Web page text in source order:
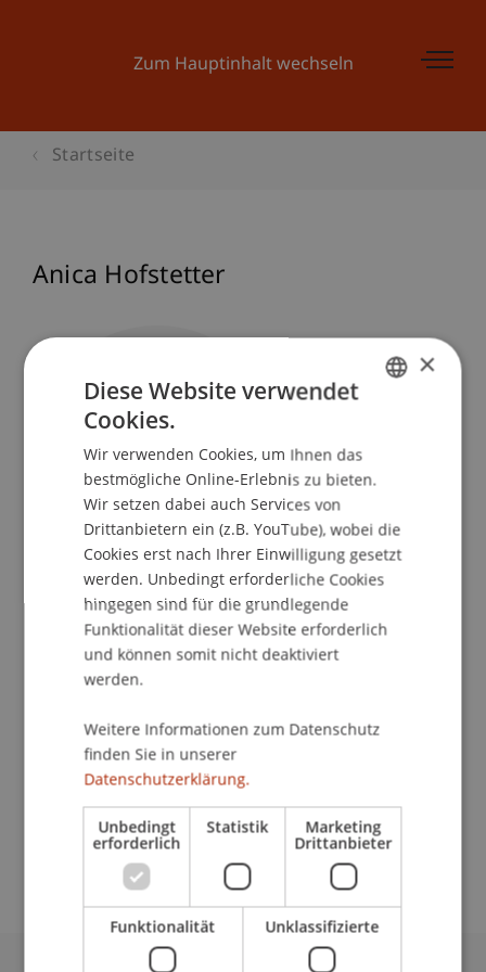
Zum Hauptinhalt wechseln
Startseite
Anica Hofstetter
Studiengangsbetreuerin
Studienservice
Universität Liechtenstein
Fürst-Franz-Josef-Strasse
9490 Vaduz
Liechtenstein
anica.hofstetter@uni.li
×
Diese Website verwendet
Cookies.
Wir verwenden Cookies, um Ihnen das
bestmögliche Online-Erlebnis zu bieten.
Wir setzen dabei auch Services von
Drittanbietern ein (z.B. YouTube), wobei die
Cookies erst nach Ihrer Einwilligung gesetzt
werden. Unbedingt erforderliche Cookies
hingegen sind für die grundlegende
Funktionalität dieser Website erforderlich
und können somit nicht deaktiviert
werden.
Weitere Informationen zum Datenschutz
finden Sie in unserer
Datenschutzerklärung.
Unbedingt
erforderlich
Statistik Marketing
Drittanbieter
Funktionalität Unklassifizierte